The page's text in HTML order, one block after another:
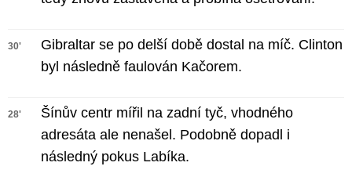
30'
Gibraltar se po delší době dostal na míč. Clinton
byl následně faulován Kačorem.
28'
Šínův centr mířil na zadní tyč, vhodného
adresáta ale nenašel. Podobně dopadl i
následný pokus Labíka.